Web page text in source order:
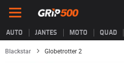
AUTO JANTES MOTO QUAD
Blackstar Globetrotter 2